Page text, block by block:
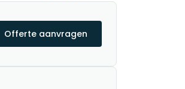
Offerte aanvragen